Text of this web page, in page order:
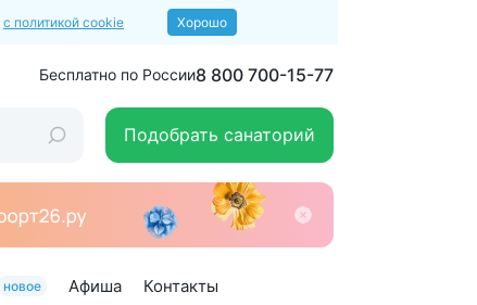
с политикой cookie Хорошо
Бесплатно по России8 800 700-15-77
Подобрать санаторий
новое Афиша Контакты